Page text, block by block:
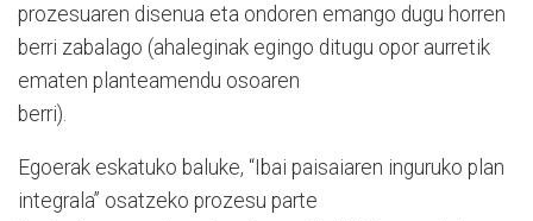
prozesuaren disenua eta ondoren emango dugu horren
berri zabalago (ahaleginak egingo ditugu opor aurretik
ematen planteamendu osoaren
berri).
Egoerak eskatuko baluke, “Ibai paisaiaren inguruko plan
integrala” osatzeko prozesu parte